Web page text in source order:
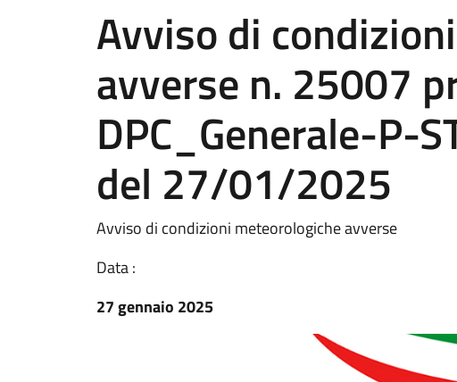
Avviso di
avverse n. 25007
DPC_Generale-P-
del 27/01/2025
Avviso di condizioni meteorologiche avverse
Data :
27 gennaio 2025